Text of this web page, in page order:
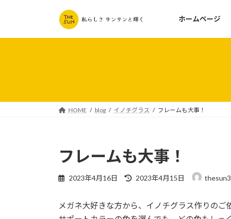
ッ
移
ホームページ
HOME blog イノチグラス フレームも大事！
フレームも大事！
2023年4月16日
最
新
日
2023年4月15日
メガネ大好きな方から、イノチグラス作りのご